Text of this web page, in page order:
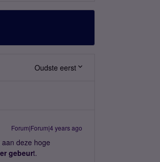
Oudste eerst
Forum|Forum|4 years ago
deze hoge
gebeurt.